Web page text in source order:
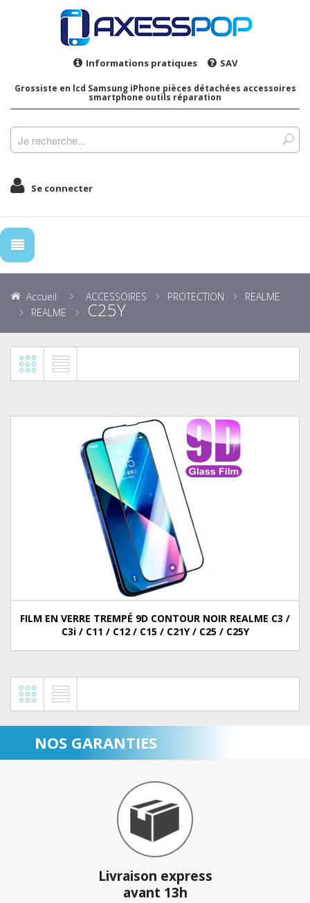
Informations pratiques SAV
Grossiste en lcd Samsung iPhone pièces détachées accessoires
smartphone outils réparation
Se connecter
Accueil ACCESSOIRES PROTECTION
REALME
REALME
C25Y
FILM EN VERRE TREMPÉ 9D CONTOUR NOIR REALME C3 /
C3i / C11 / C12 / C15 / C21Y / C25 / C25Y
NOS GARANTIES
Livraison express
avant 13h